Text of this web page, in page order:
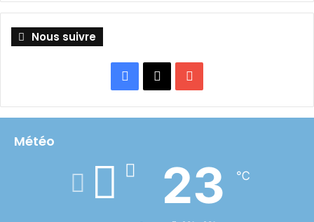
Nous suivre
Facebook
X
Météo
23 ℃